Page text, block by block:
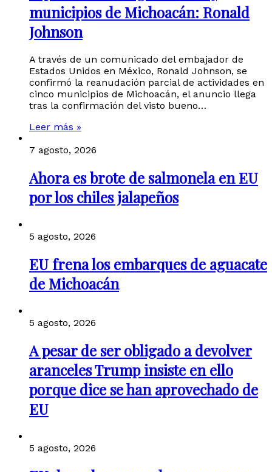
municipios de Michoacán: Ronald
Johnson
A través de un comunicado del embajador de
Estados Unidos en México, Ronald Johnson, se
confirmó la reanudación parcial de actividades en
cinco municipios de Michoacán, el anuncio llega
tras la confirmación del visto bueno…
Leer más »
7 agosto, 2026
Ahora es brote de salmonela en EU
por los chiles jalapeños
5 agosto, 2026
EU frena los embarques de aguacate
de Michoacán
5 agosto, 2026
A pesar de ser obligado a devolver
aranceles Trump insiste en ello
porque dice se han aprovechado de
EU
5 agosto, 2026